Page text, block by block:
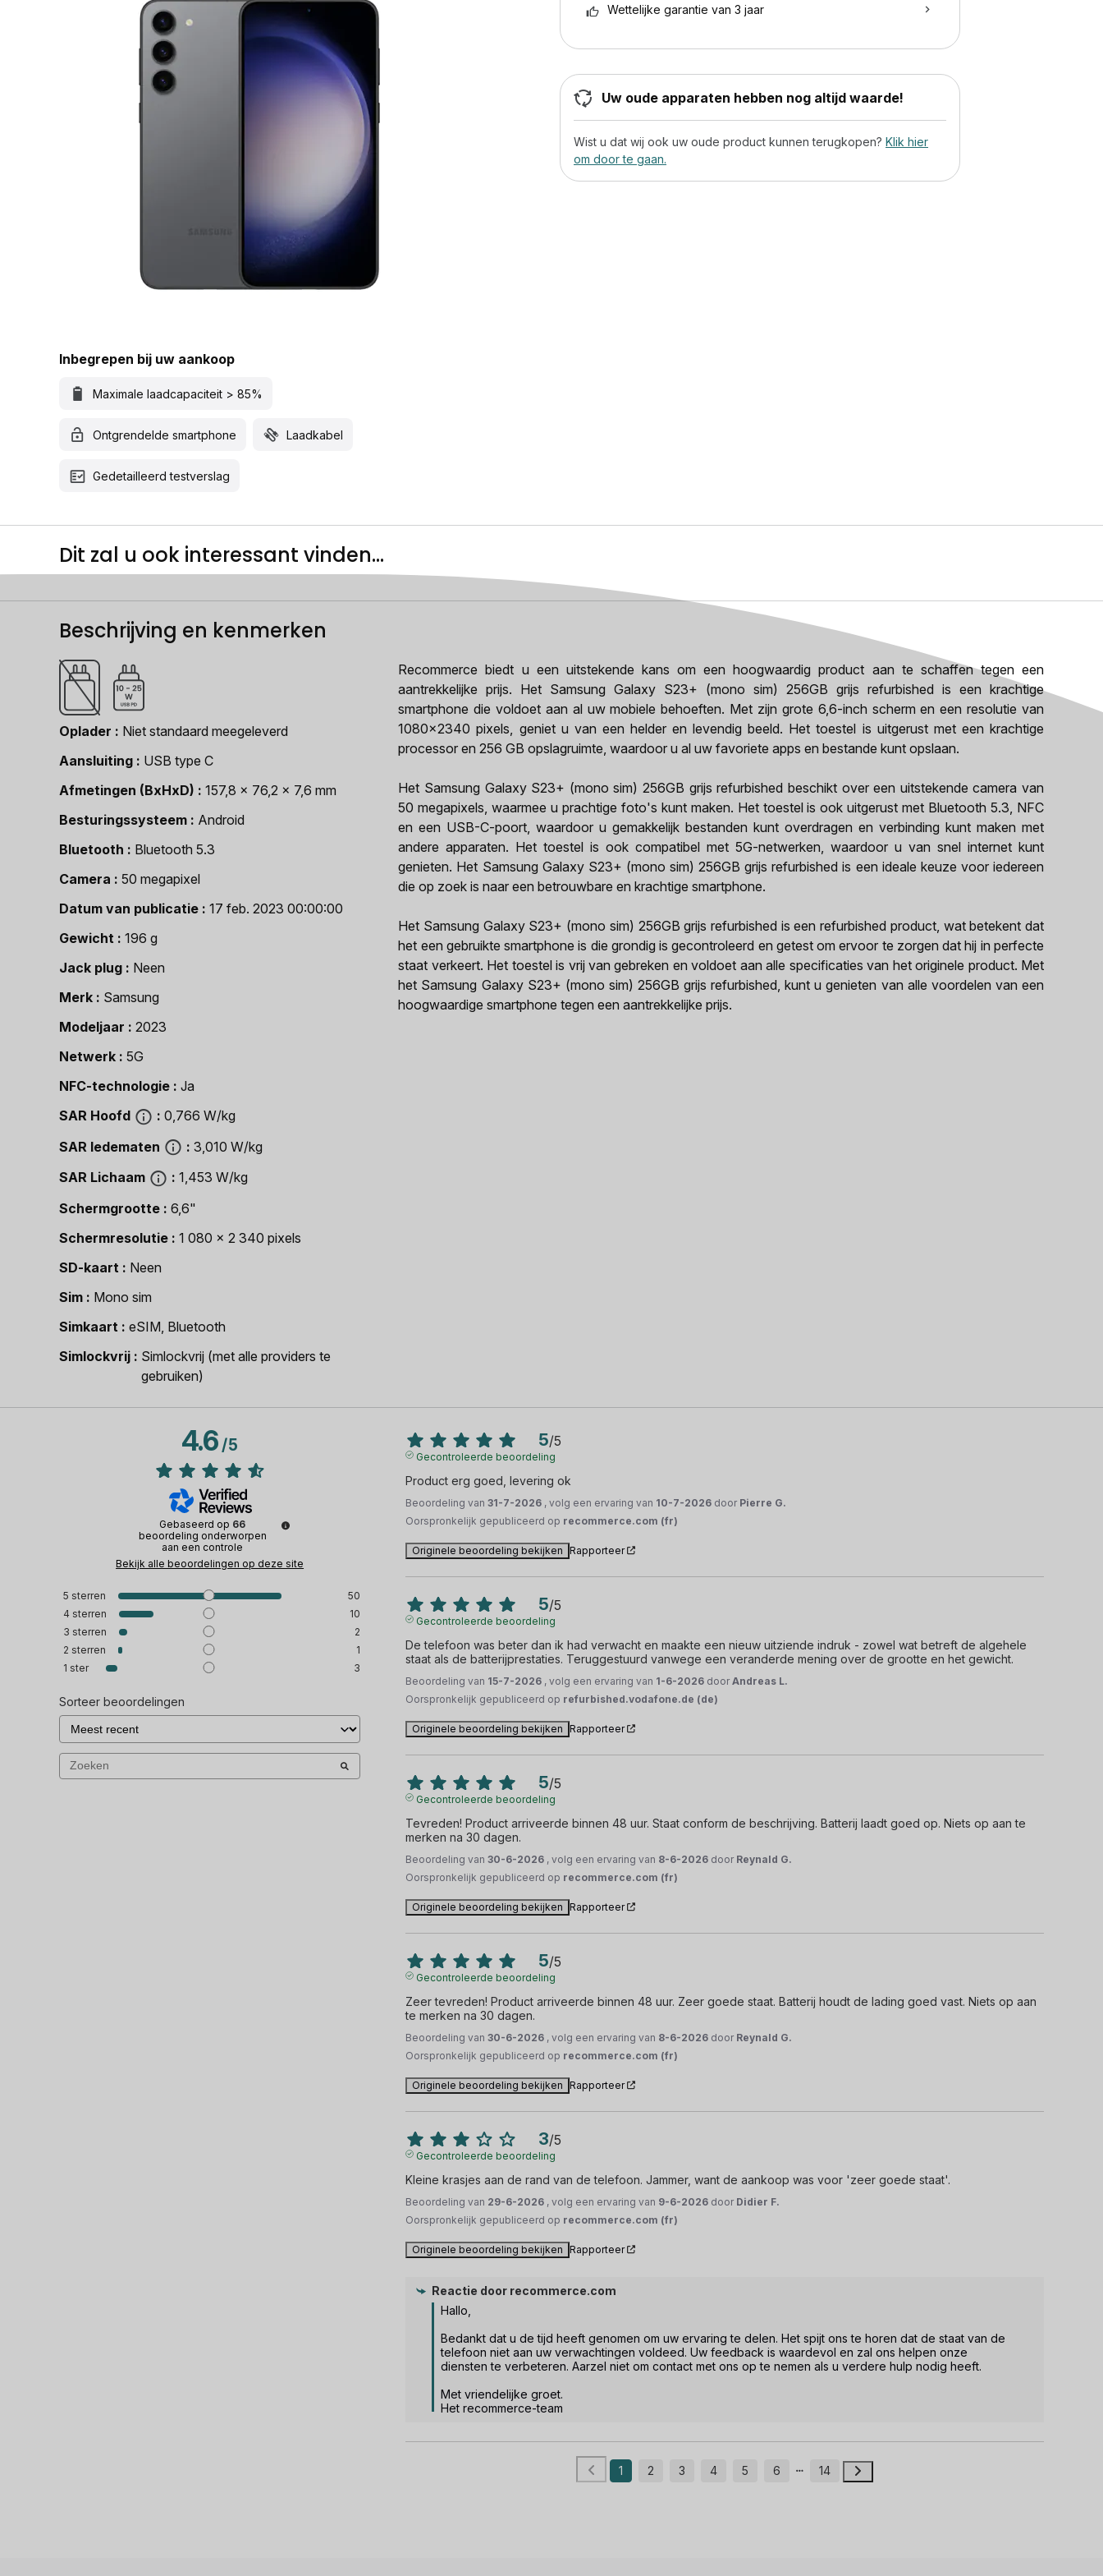
Inbegrepen bij uw aankoop
Maximale laadcapaciteit > 85%
Ontgrendelde smartphone Laadkabel
Gedetailleerd testverslag
Wettelijke garantie van 3 jaar
Uw oude apparaten hebben nog altijd waarde!
Wist u dat wij ook uw oude product kunnen terugkopen? Klik hier
om door te gaan.
Dit zal u ook interessant vinden...
Beschrijving en kenmerken
Oplader
Niet standaard meegeleverd
Aansluiting
USB type C
Afmetingen (BxHxD)
157,8 x 76,2 x 7,6 mm
Besturingssysteem
Android
Bluetooth
Bluetooth 5.3
Camera
50 megapixel
Datum van publicatie
17 feb. 2023 00:00:00
Gewicht
196 g
Jack plug
Neen
Merk
Samsung
Modeljaar
2023
Netwerk
5G
NFC-technologie
Ja
SAR Hoofd
0,766 W/kg
SAR ledematen
3,010 W/kg
SAR Lichaam
1,453 W/kg
Schermgrootte
6,6"
Schermresolutie
1 080 x 2 340 pixels
SD-kaart
Neen
Sim
Mono sim
Simkaart
eSIM, Bluetooth
Simlockvrij
Simlockvrij (met alle providers te
gebruiken)
Recommerce biedt u een uitstekende kans om een hoogwaardig product aan te schaffen tegen een
aantrekkelijke prijs. Het Samsung Galaxy S23+ (mono sim) 256GB grijs refurbished is een krachtige
smartphone die voldoet aan al uw mobiele behoeften. Met zijn grote 6,6-inch scherm en een resolutie van
1080x2340 pixels, geniet u van een helder en levendig beeld. Het toestel is uitgerust met een krachtige
processor en 256 GB opslagruimte, waardoor u al uw favoriete apps en bestande kunt opslaan.
Het Samsung Galaxy S23+ (mono sim) 256GB grijs refurbished beschikt over een uitstekende camera van
50 megapixels, waarmee u prachtige foto's kunt maken. Het toestel is ook uitgerust met Bluetooth 5.3, NFC
en een USB-C-poort, waardoor u gemakkelijk bestanden kunt overdragen en verbinding kunt maken met
andere apparaten. Het toestel is ook compatibel met 5G-netwerken, waardoor u van snel internet kunt
genieten. Het Samsung Galaxy S23+ (mono sim) 256GB grijs refurbished is een ideale keuze voor iedereen
die op zoek is naar een betrouwbare en krachtige smartphone.
Het Samsung Galaxy S23+ (mono sim) 256GB grijs refurbished is een refurbished product, wat betekent dat
het een gebruikte smartphone is die grondig is gecontroleerd en getest om ervoor te zorgen dat hij in perfecte
staat verkeert. Het toestel is vrij van gebreken en voldoet aan alle specificaties van het originele product. Met
het Samsung Galaxy S23+ (mono sim) 256GB grijs refurbished, kunt u genieten van alle voordelen van een
hoogwaardige smartphone tegen een aantrekkelijke prijs.
4.6/5
Gebaseerd op 66
beoordeling onderworpen
aan een controle
Bekijk alle beoordelingen op deze site
5 sterren
50
4 sterren
10
3 sterren
2
2 sterren
1
1 ster 3
Sorteer beoordelingen
5/5
Gecontroleerde beoordeling
Product erg goed, levering ok
Beoordeling van31-7-2026 , volg een ervaring van 10-7-2026 door Pierre G.
Oorspronkelijk gepubliceerd op recommerce.com (fr)
Originele beoordeling bekijken Rapporteer
5/5
Gecontroleerde beoordeling
De telefoon was beter dan ik had verwacht en maakte een nieuw uitziende indruk - zowel wat betreft de algehele
staat als de batterijprestaties. Teruggestuurd vanwege een veranderde mening over de grootte en het gewicht.
Beoordeling van 15-7-2026 , volg een ervaring van 1-6-2026 doorAndreas L.
Oorspronkelijk gepubliceerd op refurbished.vodafone.de (de)
Originele beoordeling bekijken Rapporteer
5/5
Gecontroleerde beoordeling
Tevreden! Product arriveerde binnen 48 uur. Staat conform de beschrijving. Batterij laadt goed op. Niets op aan te
merken na 30 dagen.
Beoordeling van30-6-2026 , volg een ervaring van 8-6-2026 door Reynald G.
Oorspronkelijk gepubliceerd op recommerce.com (fr)
Originele beoordeling bekijken Rapporteer
5/5
Gecontroleerde beoordeling
Zeer tevreden! Product arriveerde binnen 48 uur. Zeer goede staat. Batterij houdt de lading goed vast. Niets op aan
te merken na 30 dagen.
Beoordeling van30-6-2026 , volg een ervaring van 8-6-2026 door Reynald G.
Oorspronkelijk gepubliceerd op recommerce.com (fr)
Originele beoordeling bekijken Rapporteer
3/5
Gecontroleerde beoordeling
Kleine krasjes aan de rand van de telefoon. Jammer, want de aankoop was voor 'zeer goede staat'.
Beoordeling van 29-6-2026 , volg een ervaring van 9-6-2026 door Didier F.
Oorspronkelijk gepubliceerd op recommerce.com (fr)
Originele beoordeling bekijken Rapporteer
Reactie door recommerce.com
Hallo,
Bedankt dat u de tijd heeft genomen om uw ervaring te delen. Het spijt ons te horen dat de staat van de
telefoon niet aan uw verwachtingen voldeed. Uw feedback is waardevol en zal ons helpen onze
diensten te verbeteren. Aarzel niet om contact met ons op te nemen als u verdere hulp nodig heeft.
Met vriendelijke groet.
Het recommerce-team
1 2 3 4 5 6 14